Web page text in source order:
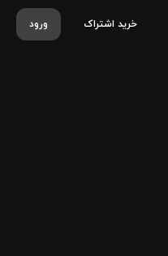
ورود خرید اشتراک